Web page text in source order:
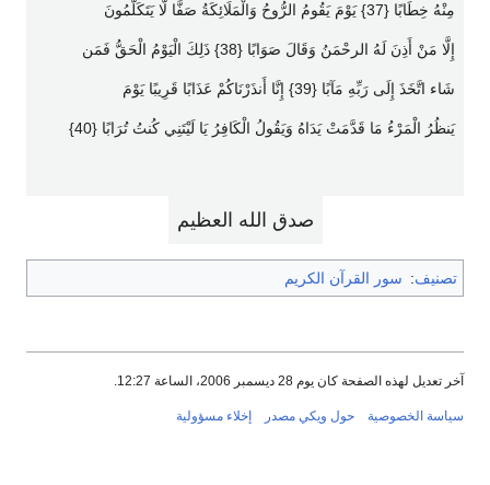
مِنْهُ خِطَابًا {37} يَوْمَ يَقُومُ الرُّوحُ وَالْمَلَائِكَةُ صَفًّا لَّا يَتَكَلَّمُونَ
إِلَّا مَنْ أَذِنَ لَهُ الرحْمَنُ وَقَالَ صَوَابًا {38} ذَلِكَ الْيَوْمُ الْحَقُّ فَمَن
شَاء اتَّخَذَ إِلَى رَبِّهِ مَآبًا {39} إِنَّا أَنذَرْنَاكُمْ عَذَابًا قَرِيبًا يَوْمَ
يَنظُرُ الْمَرْءُ مَا قَدَّمَتْ يَدَاهُ وَيَقُولُ الْكَافِرُ يَا لَيْتَنِي كُنتُ تُرَابًا {40}
صدق الله العظيم
تصنيف: سور القرآن الكريم
آخر تعديل لهذه الصفحة كان يوم 28 ديسمبر 2006، الساعة 12:27.
سياسة الخصوصية حول ويكي مصدر إخلاء مسؤولية